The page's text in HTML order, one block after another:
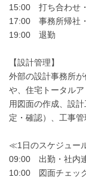
15:00 打ち合わせ
17:00 事務所帰社
19:00 退勤
【設計管理】
外部の設計事務所
や、住宅トータル
用図面の作成、設
定・確認）、工事
≪1日のスケジュー
09:00 出勤・社内
10:00 図面チェッ